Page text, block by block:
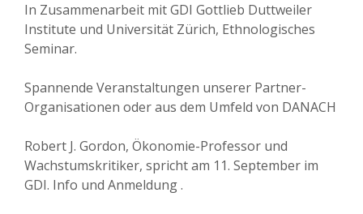
In Zusammenarbeit mit GDI Gottlieb Duttweiler
Institute und Universität Zürich, Ethnologisches
Seminar.
Spannende Veranstaltungen unserer Partner-
Organisationen oder aus dem Umfeld von DANACH
Robert J. Gordon, Ökonomie-Professor und
Wachstumskritiker, spricht am 11. September im
GDI. Info und Anmeldung .